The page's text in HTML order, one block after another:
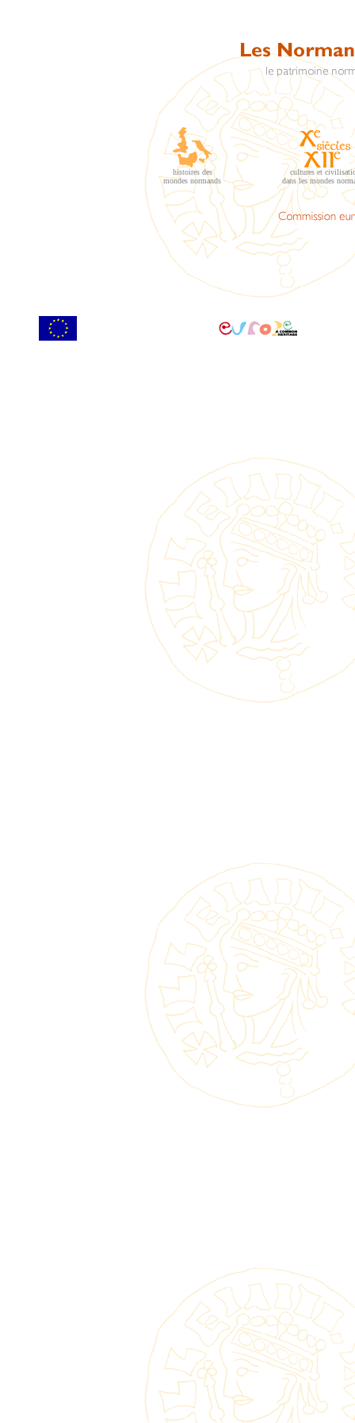
histoires des
mondes normands
cultures et
dans les mondes